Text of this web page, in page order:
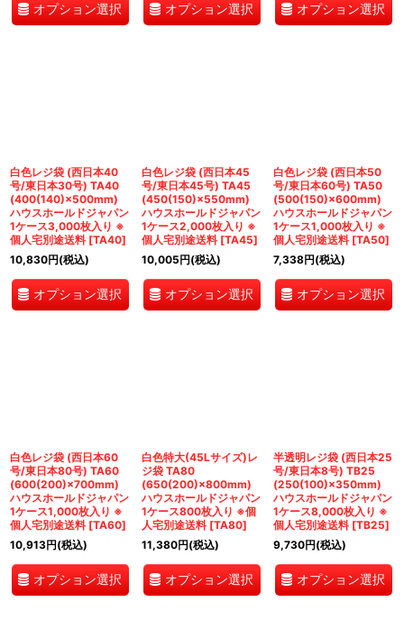
オプション選択 オプション選択 オプション選択
白色レジ袋 (西日本40
号/東日本30号) TA40
(400(140)×500mm)
ハウスホールドジャパン
1ケース3,000枚入り ※
個人宅別途送料 [TA40]
10,830円(税込)
オプション選択
白色レジ袋 (西日本45
号/東日本45号) TA45
(450(150)×550mm)
ハウスホールドジャパン
1ケース2,000枚入り ※
個人宅別途送料 [TA45]
10,005円(税込)
オプション選択
白色レジ袋 (西日本50
号/東日本60号) TA50
(500(150)×600mm)
ハウスホールドジャパン
1ケース1,000枚入り ※
個人宅別途送料 [TA50]
7,338円(税込)
オプション選択
白色レジ袋 (西日本60
号/東日本80号) TA60
(600(200)×700mm)
ハウスホールドジャパン
1ケース1,000枚入り ※
個人宅別途送料 [TA60]
10,913円(税込)
オプション選択
白色特大(45Lサイズ)レ
ジ袋 TA80
(650(200)×800mm)
ハウスホールドジャパン
1ケース800枚入り ※個
人宅別途送料 [TA80]
11,380円(税込)
オプション選択
半透明レジ袋 (西日本25
号/東日本8号) TB25
(250(100)×350mm)
ハウスホールドジャパン
1ケース8,000枚入り ※
個人宅別途送料 [TB25]
9,730円(税込)
オプション選択